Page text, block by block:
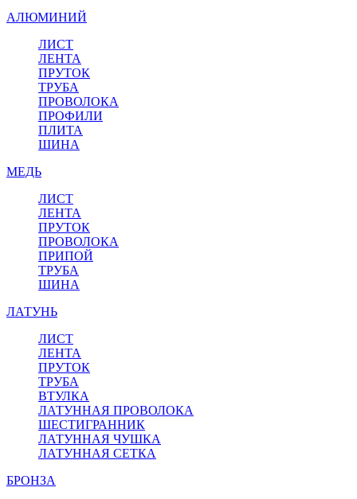
АЛЮМИНИЙ
ЛИСТ
ЛЕНТА
ПРУТОК
ТРУБА
ПРОВОЛОКА
ПРОФИЛИ
ПЛИТА
ШИНА
МЕДЬ
ЛИСТ
ЛЕНТА
ПРУТОК
ПРОВОЛОКА
ПРИПОЙ
ТРУБА
ШИНА
ЛАТУНЬ
ЛИСТ
ЛЕНТА
ПРУТОК
ТРУБА
ВТУЛКА
ЛАТУННАЯ ПРОВОЛОКА
ШЕСТИГРАННИК
ЛАТУННАЯ ЧУШКА
ЛАТУННАЯ СЕТКА
БРОНЗА